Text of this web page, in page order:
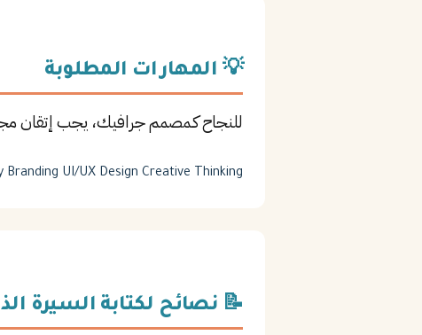
💡 المهارات المطلوبة
للنجاح كـمصمم جرافيك، يجب إتقان
Branding UI/UX Design Creative Thinking
📝 نصائح لكتابة السيرة